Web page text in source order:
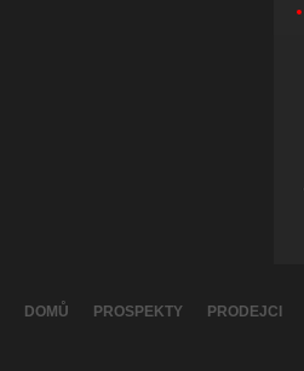
DOMŮ PROSPEKTY PRODEJCI